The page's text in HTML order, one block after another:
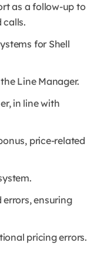
as a follow-up to
calls.
for Shell
Line Manager.
in line with
price-related
ensuring
pricing errors.